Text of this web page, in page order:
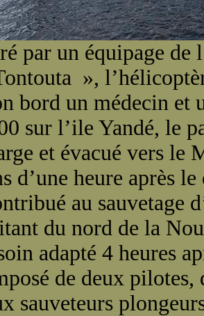
par un équipage de
»,
bord un médecin
sur l’ile Yandé, le
et évacué vers le
d’une heure après
au sauvetage
du nord de la
adapté 4 heures
de deux pilotes,
sauveteurs